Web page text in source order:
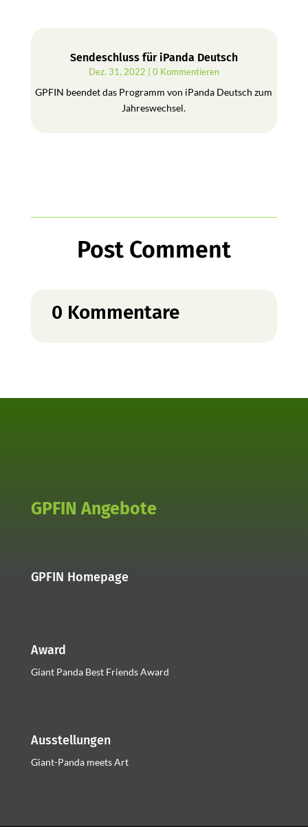
Sendeschluss für iPanda Deutsch
Dez. 31, 2022 | 0 Kommentieren
GPFIN beendet das Programm von iPanda Deutsch zum
Jahreswechsel.
Post Comment
0 Kommentare
GPFIN Angebote
GPFIN Homepage
Award
Giant Panda Best Friends Award
Ausstellungen
Giant-Panda meets Art